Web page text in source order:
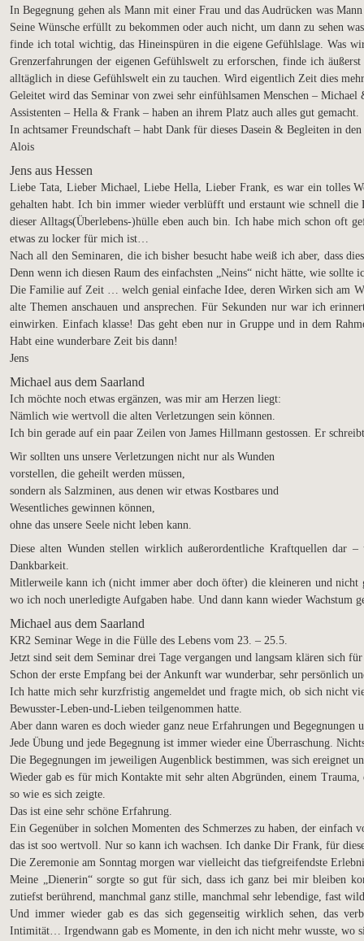
In Begegnung gehen als Mann mit einer Frau und das Audrücken was
Seine Wünsche erfüllt zu bekommen oder auch nicht, um dann zu sehen
finde ich total wichtig, das Hineinspüren in die eigene Gefühlslage. Was
Grenzerfahrungen der eigenen Gefühlswelt zu erforschen, finde ich
alltäglich in diese Gefühlswelt ein zu tauchen. Wird eigentlich Zeit dies
Geleitet wird das Seminar von zwei sehr einfühlsamen Menschen –
Assistenten – Hella & Frank – haben an ihrem Platz auch alles gut gemacht.
In achtsamer Freundschaft – habt Dank für dieses Dasein & Begleiten in
Alois
Jens aus Hessen
Liebe Tata, Lieber Michael, Liebe Hella, Lieber Frank, es war ein tolles
gehalten habt. Ich bin immer wieder verblüfft und erstaunt wie schnell
dieser Alltags(Überlebens-)hülle eben auch bin. Ich habe mich schon oft
etwas zu locker für mich ist…
Nach all den Seminaren, die ich bisher besucht habe weiß ich aber, dass
Denn wenn ich diesen Raum des einfachsten „Neins“ nicht hätte, wie sollte
Die Familie auf Zeit … welch genial einfache Idee, deren Wirken sich am
alte Themen anschauen und ansprechen. Für Sekunden nur war ich
einwirken. Einfach klasse! Das geht eben nur in Gruppe und in dem
Habt eine wunderbare Zeit bis dann!
Jens
Michael aus dem Saarland
Ich möchte noch etwas ergänzen, was mir am Herzen liegt:
Nämlich wie wertvoll die alten Verletzungen sein können.
Ich bin gerade auf ein paar Zeilen von James Hillmann gestossen. Er
Wir sollten uns unsere Verletzungen nicht nur als Wunden
vorstellen, die geheilt werden müssen,
sondern als Salzminen, aus denen wir etwas Kostbares und
Wesentliches gewinnen können,
ohne das unsere Seele nicht leben kann.
Diese alten Wunden stellen wirklich außerordentliche Kraftquellen dar
Dankbarkeit.
Mitlerweile kann ich (nicht immer aber doch öfter) die kleineren und nicht
wo ich noch unerledigte Aufgaben habe. Und dann kann wieder Wachstum
Michael aus dem Saarland
KR2 Seminar Wege in die Fülle des Lebens vom 23. – 25.5.
Jetzt sind seit dem Seminar drei Tage vergangen und langsam klären sich
Schon der erste Empfang bei der Ankunft war wunderbar, sehr persönlich
Ich hatte mich sehr kurzfristig angemeldet und fragte mich, ob sich nicht
Bewusster-Leben-und-Lieben teilgenommen hatte.
Aber dann waren es doch wieder ganz neue Erfahrungen und
Jede Übung und jede Begegnung ist immer wieder eine Überraschung.
Die Begegnungen im jeweiligen Augenblick bestimmen, was sich ereignet
Wieder gab es für mich Kontakte mit sehr alten Abgründen, einem
so wie es sich zeigte.
Das ist eine sehr schöne Erfahrung.
Ein Gegenüber in solchen Momenten des Schmerzes zu haben, der
das ist soo wertvoll. Nur so kann ich wachsen. Ich danke Dir Frank, für
Die Zeremonie am Sonntag morgen war vielleicht das tiefgreifendste
Meine „Dienerin“ sorgte so gut für sich, dass ich ganz bei mir bleiben
zutiefst berührend, manchmal ganz stille, manchmal sehr lebendige, fast
Und immer wieder gab es das sich gegenseitig wirklich sehen, das
Intimität… Irgendwann gab es Momente, in den ich nicht mehr wusste, wo